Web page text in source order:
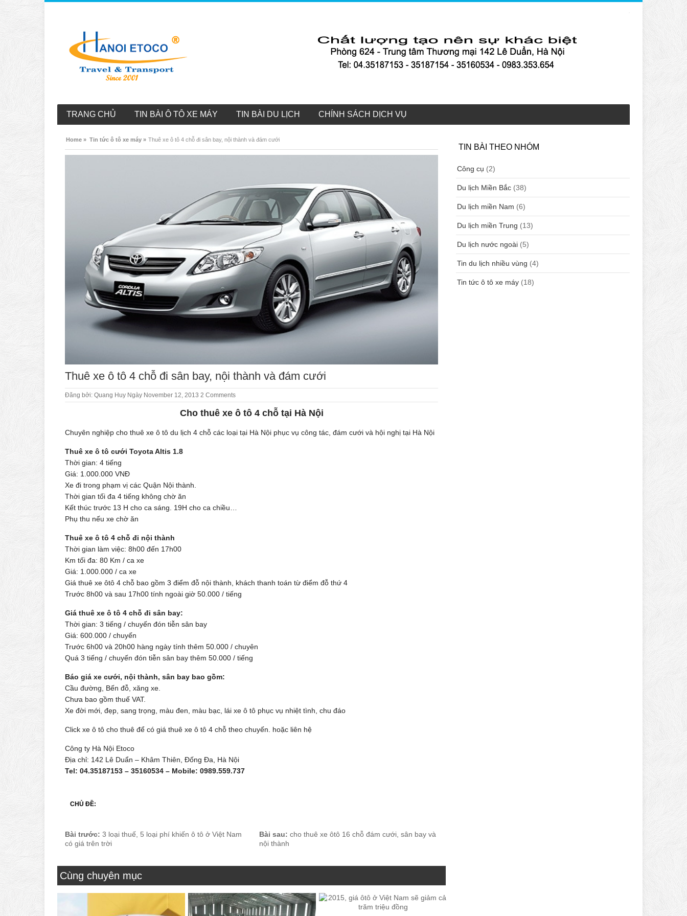
TRANG CHỦ TIN BÀI Ô TÔ XE MÁY TIN BÀI DU LỊCH CHÍNH SÁCH DỊCH VỤ
Home » Tin tức ô tô xe máy » Thuê xe ô tô 4 chỗ đi sân bay, nội thành và đám cưới
Thuê xe ô tô 4 chỗ đi sân bay, nội thành và đám cưới
Đăng bởi: Quang Huy Ngày November 12, 2013 2 Comments
Cho thuê xe ô tô 4 chỗ tại Hà Nội
Chuyên nghiệp cho thuê xe ô tô du lịch 4 chỗ các loại tại Hà Nội phục vụ công tác, đám cưới và hội nghị tại Hà Nội
Thuê xe ô tô cưới Toyota Altis 1.8
Thời gian: 4 tiếng
Giá: 1.000.000 VNĐ
Xe đi trong phạm vị các Quận Nội thành.
Thời gian tối đa 4 tiếng không chờ ăn
Kết thúc trước 13 H cho ca sáng. 19H cho ca chiều…
Phụ thu nếu xe chờ ăn
Thuê xe ô tô 4 chỗ đi nội thành
Thời gian làm việc: 8h00 đến 17h00
Km tối đa: 80 Km / ca xe
Giá: 1.000.000 / ca xe
Giá thuê xe ôtô 4 chỗ bao gồm 3 điểm đỗ nội thành, khách thanh toán từ điểm đỗ thứ 4
Trước 8h00 và sau 17h00 tính ngoài giờ 50.000 / tiếng
Giá thuê xe ô tô 4 chỗ đi sân bay:
Thời gian: 3 tiếng / chuyến đón tiễn sân bay
Giá: 600.000 / chuyến
Trước 6h00 và 20h00 hàng ngày tính thêm 50.000 / chuyên
Quá 3 tiếng / chuyến đón tiễn sân bay thêm 50.000 / tiếng
Báo giá xe cưới, nội thành, sân bay bao gồm:
Cầu đường, Bến đỗ, xăng xe.
Chưa bao gồm thuế VAT.
Xe đời mới, đẹp, sang trọng, màu đen, màu bạc, lái xe ô tô phục vụ nhiệt tình, chu đáo
Click xe ô tô cho thuê để có giá thuê xe ô tô 4 chỗ theo chuyến. hoặc liên hệ
Công ty Hà Nội Etoco
Địa chỉ: 142 Lê Duẩn – Khâm Thiên, Đống Đa, Hà Nội
Tel: 04.35187153 – 35160534 – Mobile: 0989.559.737
CHỦ ĐỀ:
Bài trước: 3 loại thuế, 5 loại phí khiến ô tô ở Việt Nam
có giá trên trời
Bài sau:cho thuê xe ôtô 16 chỗ đám cưới, sân bay và
nội thành
Cùng chuyên mục
TIN BÀI THEO NHÓM
Công cụ (2)
Du lịch Miền Bắc (38)
Du lịch miền Nam (6)
Du lịch miền Trung (13)
Du lịch nước ngoài (5)
Tin du lịch nhiều vùng (4)
Tin tức ô tô xe máy (18)